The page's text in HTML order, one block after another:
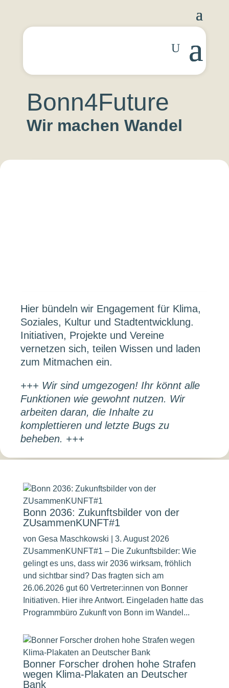
Bonn4Future
Wir machen Wandel
Hier bündeln wir Engagement für Klima,
Soziales, Kultur und Stadtentwicklung.
Initiativen, Projekte und Vereine
vernetzen sich, teilen Wissen und laden
zum Mitmachen ein.
+++ Wir sind umgezogen! Ihr könnt alle
Funktionen wie gewohnt nutzen. Wir
arbeiten daran, die Inhalte zu
komplettieren und letzte Bugs zu
beheben. +++
Bonn 2036: Zukunftsbilder von der
ZUsammenKUNFT#1
von Gesa Maschkowski
3. August 2026
ZUsammenKUNFT#1 – Die Zukunftsbilder: Wie
gelingt es uns, dass wir 2036 wirksam, fröhlich
und sichtbar sind? Das fragten sich am
26.06.2026 gut 60 Vertreter:innen von Bonner
Initiativen. Hier ihre Antwort. Eingeladen hatte das
Programmbüro Zukunft von Bonn im Wandel...
Bonner Forscher drohen hohe Strafen
wegen Klima-Plakaten an Deutscher
Bank